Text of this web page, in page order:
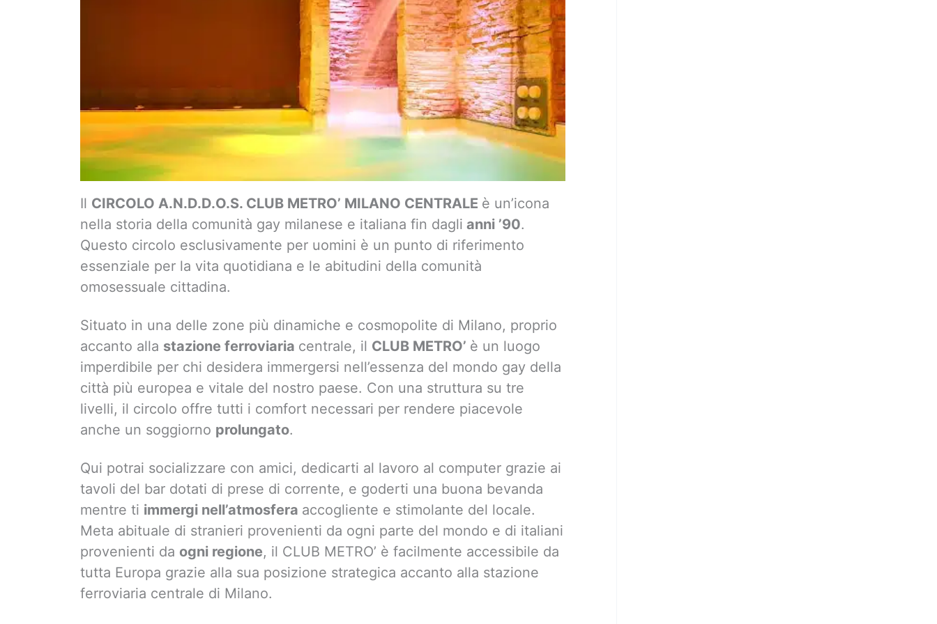
Il CIRCOLO A.N.D.D.O.S. CLUB METRO’ MILANO CENTRALE è un’icona
nella storia della comunità gay milanese e italiana fin dagli anni ’90.
Questo circolo esclusivamente per uomini è un punto di riferimento
essenziale per la vita quotidiana e le abitudini della comunità
omosessuale cittadina.
Situato in una delle zone più dinamiche e cosmopolite di Milano, proprio
accanto alla stazione ferroviaria centrale, il CLUB METRO’ è un luogo
imperdibile per chi desidera immergersi nell’essenza del mondo gay della
città più europea e vitale del nostro paese. Con una struttura su tre
livelli, il circolo offre tutti i comfort necessari per rendere piacevole
anche un soggiorno prolungato.
Qui potrai socializzare con amici, dedicarti al lavoro al computer grazie ai
tavoli del bar dotati di prese di corrente, e goderti una buona bevanda
mentre ti immergi nell’atmosfera accogliente e stimolante del locale.
Meta abituale di stranieri provenienti da ogni parte del mondo e di italiani
provenienti da ogni regione, il CLUB METRO’ è facilmente accessibile da
tutta Europa grazie alla sua posizione strategica accanto alla stazione
ferroviaria centrale di Milano.